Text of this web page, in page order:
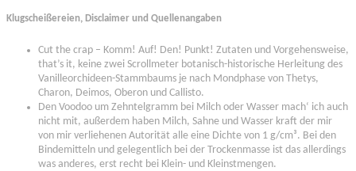
Klugscheißereien, Disclaimer und Quellenangaben
Cut the crap – Komm! Auf! Den! Punkt! Zutaten und Vorgehensweise,
that’s it, keine zwei Scrollmeter botanisch-historische Herleitung des
Vanilleorchideen-Stammbaums je nach Mondphase von Thetys,
Charon, Deimos, Oberon und Callisto.
Den Voodoo um Zehntelgramm bei Milch oder Wasser mach‘ ich auch
nicht mit, außerdem haben Milch, Sahne und Wasser kraft der mir
von mir verliehenen Autorität alle eine Dichte von 1 g/cm³. Bei den
Bindemitteln und gelegentlich bei der Trockenmasse ist das allerdings
was anderes, erst recht bei Klein- und Kleinstmengen.